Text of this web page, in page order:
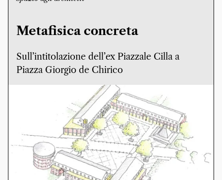
Metafisica concreta
Sull’intitolazione dell’ex Piazzale Cilla a
Piazza Giorgio de Chirico